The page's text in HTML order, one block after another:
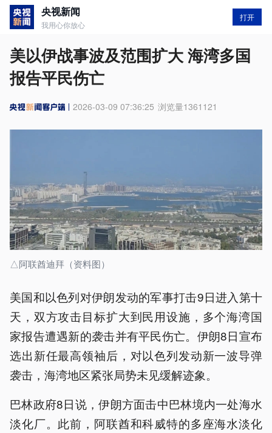
央视新闻
我用心你放心
打开
美以伊战事波及范围扩大 海湾多国
报告平民伤亡
2026-03-09 07:36:25 浏览量1361121
△阿联酋迪拜（资料图）
美国和以色列对伊朗发动的军事打击9日进入第十
天，双方攻击目标扩大到民用设施，多个海湾国
家报告遭遇新的袭击并有平民伤亡。伊朗8日宣布
选出新任最高领袖后，对以色列发动新一波导弹
袭击，海湾地区紧张局势未见缓解迹象。
巴林政府8日说，伊朗方面击中巴林境内一处海水
淡化厂。此前，阿联酋和科威特的多座海水淡化